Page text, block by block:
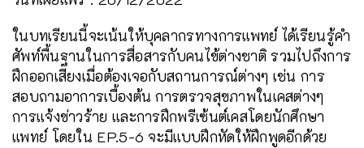
​​​​​​​ในบทเรียนนี้จะเน้นให้บุคลากรทางการแพทย์ ได้เรียนรู้คำ
ศัพท์พื้นฐานในการสื่อสารกับคนไข้ต่างชาติ รวมไปถึงการ
ฝึกออกเสียงเมื่อต้องเจอกับสถานการณ์ต่างๆ เช่น การ
สอบถามอาการเบื้องต้น การตรวจสุขภาพในเคสต่างๆ
การแจ้งข่าวร้าย และการฝึกพรีเซ้นต์เคสโดยนักศึกษา
แพทย์ โดยใน EP.5-6 จะมีแบบฝึกหัดให้ฝึกพูดอีกด้วย